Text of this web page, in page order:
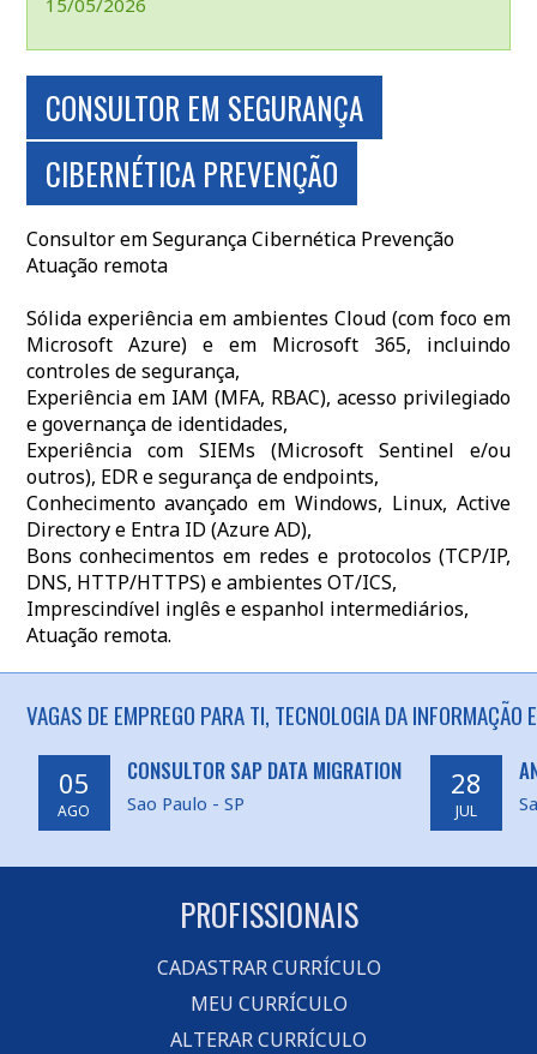
15/05/2026
CONSULTOR EM SEGURANÇA
CIBERNÉTICA PREVENÇÃO
Consultor em Segurança Cibernética Prevenção
Atuação remota
Sólida experiência em ambientes Cloud (com foco em
Microsoft Azure) e em Microsoft 365, incluindo
controles de segurança,
Experiência em IAM (MFA, RBAC), acesso privilegiado
e governança de identidades,
Experiência com SIEMs (Microsoft Sentinel e/ou
outros), EDR e segurança de endpoints,
Conhecimento avançado em Windows, Linux, Active
Directory e Entra ID (Azure AD),
Bons conhecimentos em redes e protocolos (TCP/IP,
DNS, HTTP/HTTPS) e ambientes OT/ICS,
Imprescindível inglês e espanhol intermediários,
Atuação remota.
VAGAS DE EMPREGO PARA TI, TECNOLOGIA DA INFORMAÇÃO
05
AGO
CONSULTOR SAP DATA MIGRATION
Sao Paulo - SP
28
JUL
PROFISSIONAIS
CADASTRAR CURRÍCULO
MEU CURRÍCULO
ALTERAR CURRÍCULO